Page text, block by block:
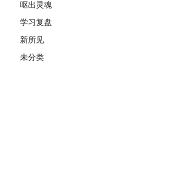
呕出灵魂
学习复盘
新所见
未分类